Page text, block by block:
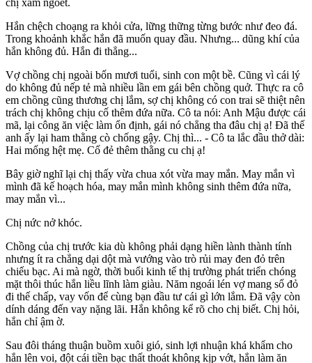
Hắn chệch choạng ra khỏi cửa, lững thững từng bước như đeo đá.
Trong khoảnh khắc hắn đã muốn quay đầu. Nhưng... dũng khí của
hắn không đủ. Hắn đi thẳng...
Vợ chồng chị ngoài bốn mươi tuổi, sinh con một bề. Cũng vì cái lý
do không đủ nếp tẻ mà nhiều lần em gái bên chồng quở. Thực ra cô
em chồng cũng thương chị lắm, sợ chị không có con trai sẽ thiệt nên
trách chị không chịu cố thêm đứa nữa. Cô ta nói: Anh Mậu được cái
mã, lại công ăn việc làm ổn định, gái nó chẳng tha đâu chị ạ! Đã thế
anh ấy lại ham thằng cò chống gậy. Chị thì... - Cô ta lắc đầu thở dài:
Hai mống hệt mẹ. Cố đẻ thêm thằng cu chị ạ!
Bây giờ nghĩ lại chị thấy vừa chua xót vừa may mắn. May mắn vì
mình đã kế hoạch hóa, may mắn mình không sinh thêm đứa nữa,
may mắn vì...
Chị nức nở khóc.
Chồng của chị trước kia dù không phải dạng hiền lành thành tính
nhưng ít ra chẳng dại dột mà vướng vào trò rủi may đen đỏ trên
chiếu bạc. Ai mà ngờ, thời buổi kinh tế thị trường phát triển chóng
mặt thôi thúc hắn liều lĩnh làm giàu. Năm ngoái lén vợ mang sổ đỏ
đi thế chấp, vay vốn để cùng bạn đầu tư cái gì lớn lắm. Đã vậy còn
dính dáng đến vay nặng lãi. Hắn không kể rõ cho chị biết. Chị hỏi,
hắn chỉ ậm ờ.
Sau đôi tháng thuận buồm xuôi gió, sinh lợi nhuận khá khẩm cho
hắn lên voi, đột cái tiền bạc thất thoát không kịp vớt, hắn làm ăn